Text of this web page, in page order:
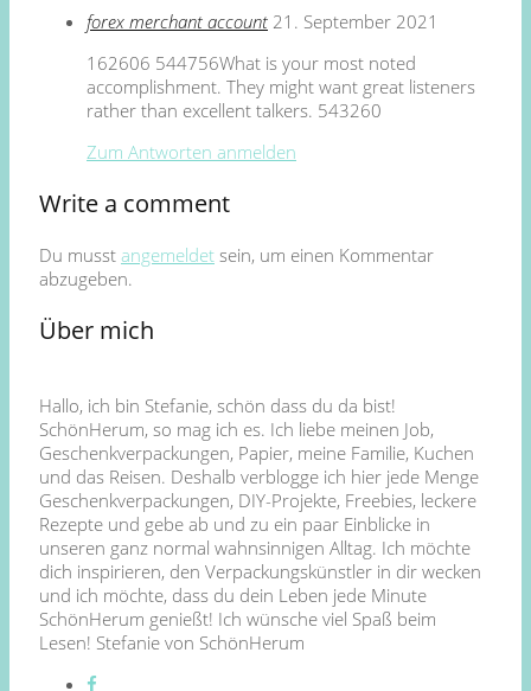
forex merchant account 21. September 2021
162606 544756What is your most noted
accomplishment. They might want great listeners
rather than excellent talkers. 543260
Zum Antworten anmelden
Write a comment
Du musst angemeldet sein, um einen Kommentar
abzugeben.
Über mich
Hallo, ich bin Stefanie, schön dass du da bist!
SchönHerum, so mag ich es. Ich liebe meinen Job,
Geschenkverpackungen, Papier, meine Familie, Kuchen
und das Reisen. Deshalb verblogge ich hier jede Menge
Geschenkverpackungen, DIY-Projekte, Freebies, leckere
Rezepte und gebe ab und zu ein paar Einblicke in
unseren ganz normal wahnsinnigen Alltag. Ich möchte
dich inspirieren, den Verpackungskünstler in dir wecken
und ich möchte, dass du dein Leben jede Minute
SchönHerum genießt! Ich wünsche viel Spaß beim
Lesen! Stefanie von SchönHerum